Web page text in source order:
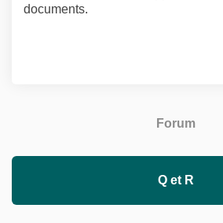
documents.
Forum
Q et R